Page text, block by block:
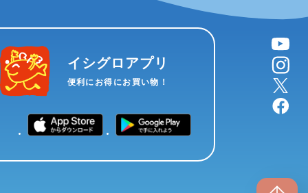
イシグロアプリ
便利にお得にお買い物！
YouTube
instagram
X
facebook